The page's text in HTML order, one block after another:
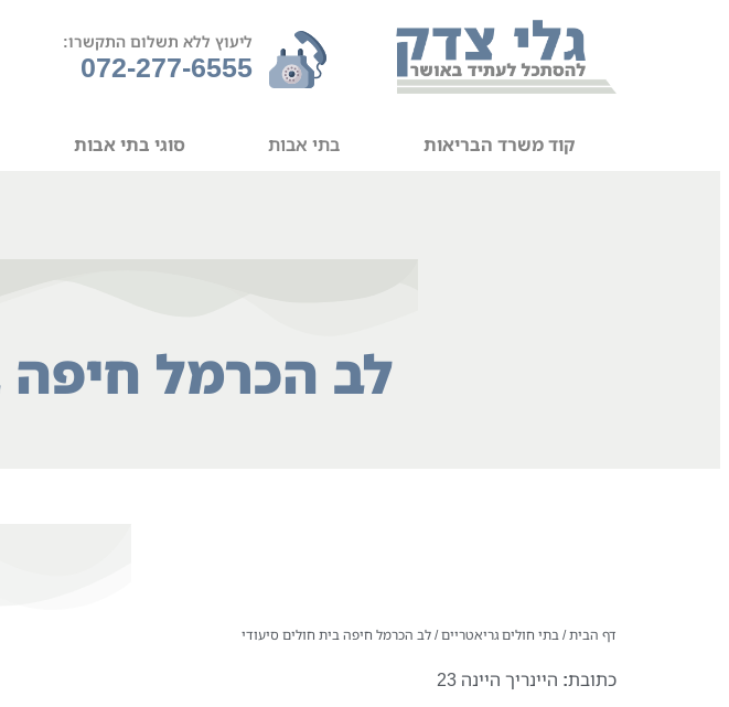
ליעוץ ללא תשלום התקשרו:
072-277-6555
קוד משרד הבריאות בתי אבות סוגי בתי אבות
לב הכרמל חיפה
דף הבית / בתי חולים גריאטריים / לב הכרמל חיפה בית חולים סיעודי
כתובת: היינריך היינה 23